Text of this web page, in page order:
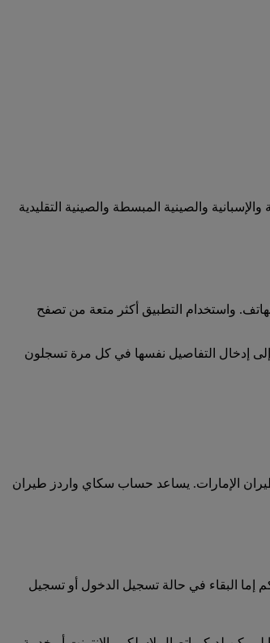
والإسبانية والصينية المبسطة والصينية التقليدية
واستخدام التطبيق أكثر متعة من تصفح
إدخال التفاصيل نفسها في كل مرة تسجلون
الإمارات. يساعد حساب سكاي واردز طيران
إما البقاء في حالة تسجيل الدخول أو تسجيل